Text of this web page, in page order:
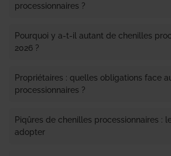
processionnaires ?
Pourquoi y a-t-il autant de chenilles
2026 ?
Propriétaires : quelles obligations face
processionnaires ?
Piqûres de chenilles processionnaires :
adopter